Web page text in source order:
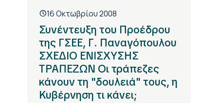
16 Οκτωβρίου 2008
Συνέντευξη του Προέδρου
της ΓΣΕΕ, Γ. Παναγόπουλου
ΣΧΕΔΙΟ ΕΝΙΣΧΥΣΗΣ
ΤΡΑΠΕΖΩΝ Οι τράπεζες
κάνουν τη "δουλειά" τους, η
Κυβέρνηση τι κάνει;